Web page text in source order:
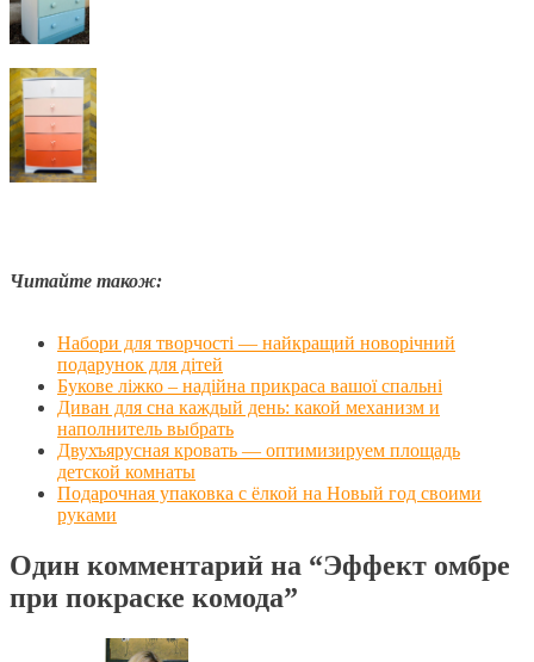
Читайте також:
Набори для творчості — найкращий новорічний
подарунок для дітей
Букове ліжко – надійна прикраса вашої спальні
Диван для сна каждый день: какой механизм и
наполнитель выбрать
Двухъярусная кровать — оптимизируем площадь
детской комнаты
Подарочная упаковка с ёлкой на Новый год своими
руками
Один комментарий на “Эффект омбре
при покраске комода”